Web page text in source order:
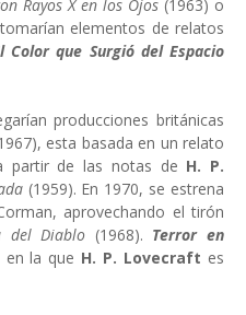
Rayos X en los Ojos (1963) o
elementos de relatos
Color que Surgió del Espacio
producciones británicas
esta basada en un relato
partir de las notas de H. P.
(1959). En 1970, se estrena
aprovechando el tirón
del Diablo (1968). Terror en
en la que H. P. Lovecraft es